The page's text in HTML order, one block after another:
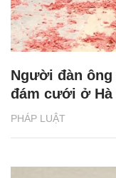
PHÁP LUẬT
Người đàn
đám cưới ở Hà